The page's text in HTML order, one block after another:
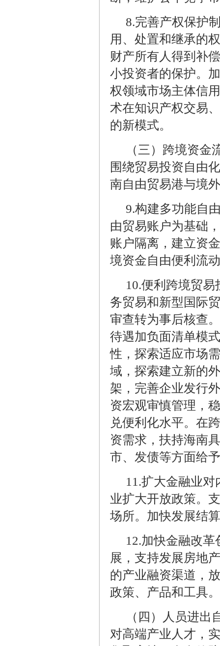
8.完善产权保护
用、处置和继承的
财产所有人得到补
小投资者的保护。
权领域市场主体信
术在知识产权交易
的新模式。
（三）跨境资
围绕贸易投资自由
南自由贸易港与境
9.构建多功能自
由贸易账户为基础
账户隔离，建立资
境资金自由便利流
10.便利跨境贸易
务贸易和新型国际
审查转为事后核查
待遇加负面清单模
性，探索适应市场
域，探索建立新的
架，完善企业发行
资宏观审慎管理，
兑便利化水平。在
资需求，扶持海南
市、发债等方面给
11.扩大金融业对
业扩大开放政策。
场所。加快发展结
12.加快金融改革
展，支持发展房地
的产业融资渠道，
政策、产品和工具。
（四）人员进
对高端产业人才，